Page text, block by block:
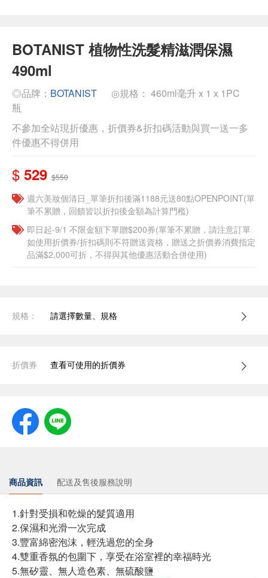
BOTANIST 植物性洗髮精滋潤保濕
490ml
◎品牌： BOTANIST
◎規格： 460ml毫升 x 1 x 1PC
瓶
不參加全站現折優惠，折價券&折扣碼活動與買一送一多
件優惠不得併用
$ 529 $550
週六美妝個清日_單筆折扣後滿1188元送80點OPENPOINT(單
筆不累贈，回饋皆以折扣後金額為計算門檻)
即日起-9/1 不限金額下單贈$200券(單筆不累贈，請注意訂單
如使用折價券/折扣碼則不符贈送資格，贈送之折價券消費指定
品滿$2,000可折，不得與其他優惠活動合併使用)
規格： 請選擇數量、規格
折價券 查看可使用的折價券
商品資訊 配送及售後服務說明
1.針對受損和乾燥的髮質適用
2.保濕和光滑一次完成
3.豐富綿密泡沫，輕洗過您的全身
4.雙重香氛的包圍下，享受在浴室裡的幸福時光
5.無矽靈、無人造色素、無硫酸鹽